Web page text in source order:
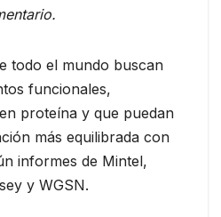
todo el mundo buscan
funcionales,
proteína y que puedan
más equilibrada con
informes de Mintel,
y WGSN.